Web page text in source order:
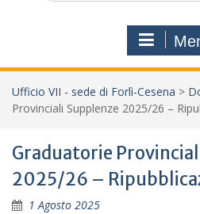
Ufficio VII - sede di Forlì-Cesena >
Provinciali Supplenze 2025/26 –
Graduatorie
2025/26 –
1 Agosto 2025